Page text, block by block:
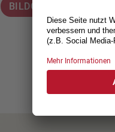
BILDGALERIE